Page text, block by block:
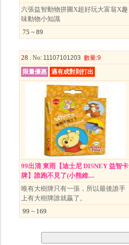
六張益智動物拼圖X超好玩大富翁X趣
味動物小知識
75 ~ 89
28 . No: 11107101203 數量:9
限量優惠
遇有成對則打出
99出清 東雨【迪士尼 DISNEY 益智卡
牌】誰跑不見了(小熊維....
唯有大樹牌只有一張，所以最後誰手
上有大樹牌誰就贏了。
99 ~ 169